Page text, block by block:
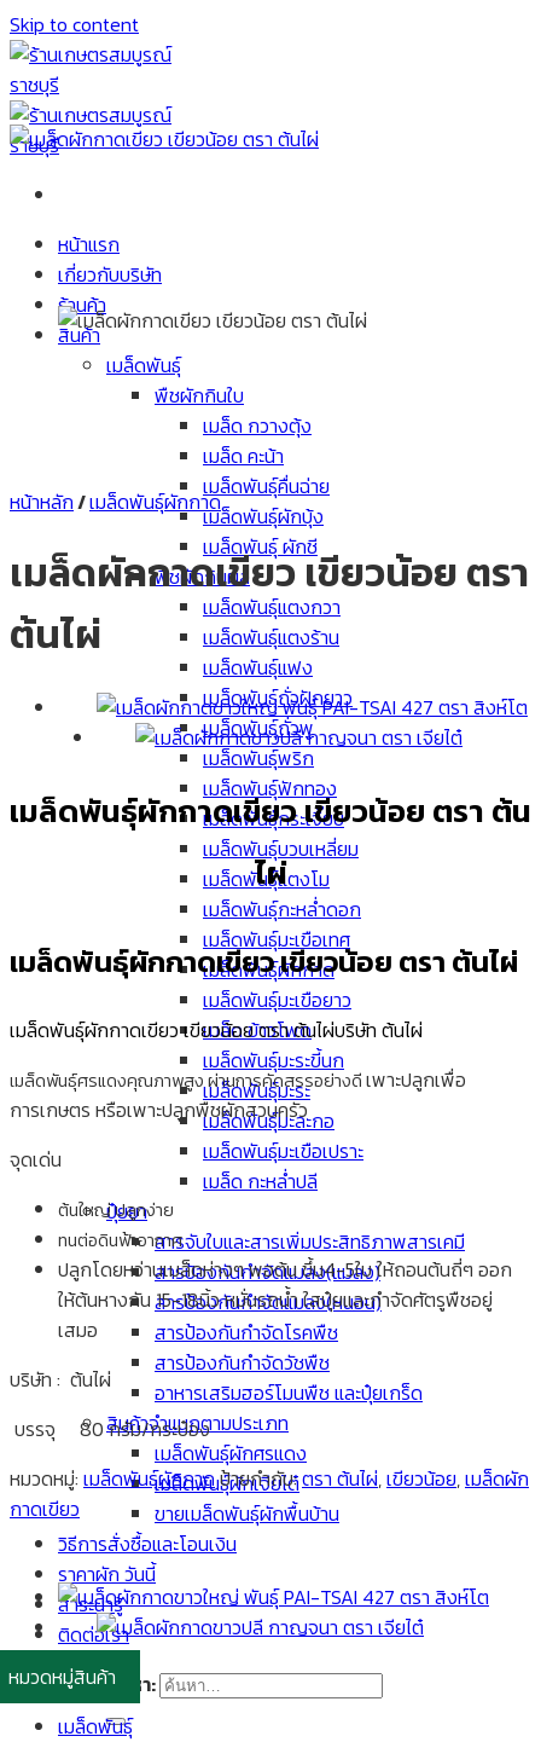
Skip to content
หน้าแรก
เกี่ยวกับบริษัท
ร้านค้า
สินค้า
เมล็ดพันธุ์
พืชผักกินใบ
เมล็ด กวางตุ้ง
เมล็ด คะน้า
เมล็ดพันธุ์คื่นฉ่าย
เมล็ดพันธุ์ผักบุ้ง
เมล็ดพันธุ์ ผักชี
พืชผักกินผล
เมล็ดพันธุ์แตงกวา
เมล็ดพันธุ์แตงร้าน
เมล็ดพันธุ์แฟง
เมล็ดพันธุ์ถั่วฝักยาว
เมล็ดพันธุ์ถั่วพู
เมล็ดพันธุ์พริก
เมล็ดพันธุ์ฟักทอง
เมล็ดพันธุ์กระเจี๊ยบ
เมล็ดพันธุ์บวบเหลี่ยม
เมล็ดพันธุ์แตงโม
เมล็ดพันธุ์กะหล่ำดอก
เมล็ดพันธุ์มะเขือเทศ
เมล็ดพันธุ์ผักกาด
เมล็ดพันธุ์มะเขือยาว
เมล็ด ข้าวโพด
เมล็ดพันธุ์มะระขี้นก
เมล็ดพันธุ์มะระ
เมล็ดพันธุ์มะละกอ
เมล็ดพันธุ์มะเขือเปราะ
เมล็ด กะหล่ำปลี
ปุ๋ยยา
สารจับใบและสารเพิ่มประสิทธิภาพสารเคมี
สารป้องกันกำจัดแมลง(แมลง)
สารป้องกันกำจัดแมลง(หนอน)
สารป้องกันกำจัดโรคพืช
สารป้องกันกำจัดวัชพืช
อาหารเสริมฮอร์โมนพืช และปุ๋ยเกร็ด
สินค้าจำแนกตามประเภท
เมล็ดพันธุ์ผักศรแดง
เมล็ดพันธุ์ผักเจียไต๋
ขายเมล็ดพันธุ์ผักพื้นบ้าน
วิธีการสั่งซื้อและโอนเงิน
ราคาผัก วันนี้
สาระน่ารู้
ติดต่อเรา
ค้นหา:
หน้าหลัก/เมล็ดพันธุ์ผักกาด
เมล็ดผักกาดเขียว เขียวน้อย ตรา
ต้นไผ่
เมล็ดพันธุ์ผักกาดเขียว เขียวน้อย ตรา ต้น
ไผ่
เมล็ดพันธุ์ผักกาดเขียว เขียวน้อย ตรา ต้นไผ่
เมล็ดพันธุ์ผักกาดเขียว เขียวน้อย ตรา ต้นไผ่บริษัท ต้นไผ่
เมล็ดพันธุ์ศรแดงคุณภาพสูง ผ่านการคัดสรรอย่างดีเพาะปลูกเพื่อ
การเกษตร หรือเพาะปลูกพืชผักสวนครัว
จุดเด่น
ต้นใหญ่ ปลูกง่าย
ทนต่อดินฟ้าอากาศ
ปลูกโดยหว่านเมล็ดห่างๆ พอต้น ขึ้น4-5ใบ ให้ถอนต้นถี่ๆ ออก
ให้ต้นหางกัน 15-18นิ้ว หมั่นรถน้ำ ใสปุ๋ยและกำจัดศัตรูพืชอยู่
เสมอ
บริษัท : ต้นไผ่
บรรจุ 80 กรัม/กระป๋อง
หมวดหมู่: เมล็ดพันธุ์ผักกาด ป้ายกำกับ:ตรา ต้นไผ่,เขียวน้อย,เมล็ดผัก
กาดเขียว
หมวดหมู่สินค้า
เมล็ดพันธุ์